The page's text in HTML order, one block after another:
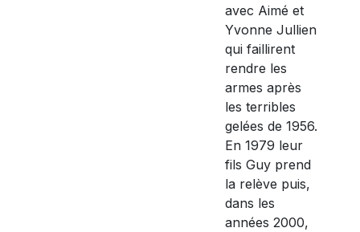
avec Aimé et
Yvonne Jullien
qui faillirent
rendre les
armes après
les terribles
gelées de 1956.
En 1979 leur
fils Guy prend
la relève puis,
dans les
années 2000,